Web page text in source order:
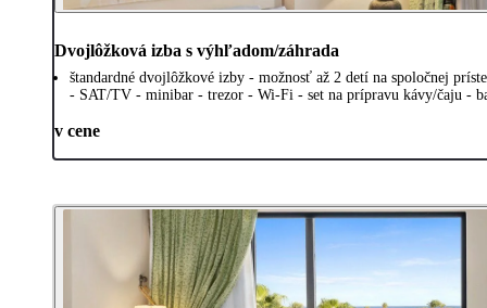
Dvojlôžková izba s výhľadom/záhrada
štandardné dvojlôžkové izby - možnosť až 2 detí na spoločnej
- SAT/TV - minibar - trezor - Wi-Fi - set na prípravu kávy/čaju -
v cene